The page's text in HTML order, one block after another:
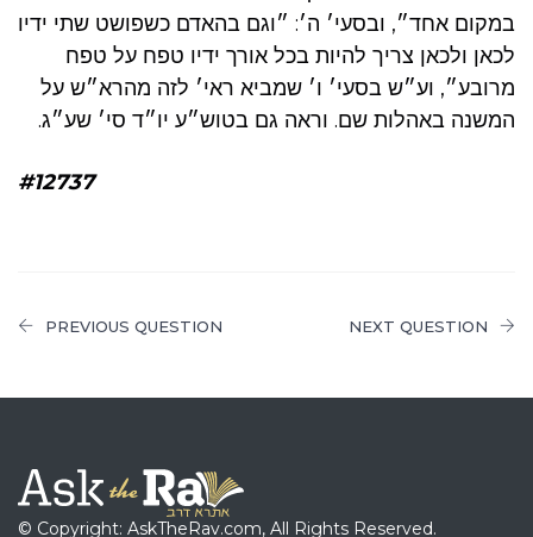
במקום אחד״, ובסעי׳ ה׳: ״וגם בהאדם כשפושט שתי ידיו
לכאן ולכאן צריך להיות בכל אורך ידיו טפח על טפח
מרובע״, וע״ש בסעי׳ ו׳ שמביא ראי׳ לזה מהרא״ש על
המשנה באהלות שם. וראה גם בטוש״ע יו״ד סי׳ שע״ג.
#12737
PREVIOUS QUESTION NEXT QUESTION
© Copyright: AskTheRav.com, All Rights Reserved.